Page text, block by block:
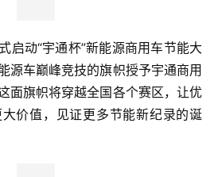
启动“宇通杯”新能源商用车节能大
源车巅峰竞技的旗帜授予宇通商用
面旗帜将穿越全国各个赛区，让优
价值，见证更多节能新纪录的诞